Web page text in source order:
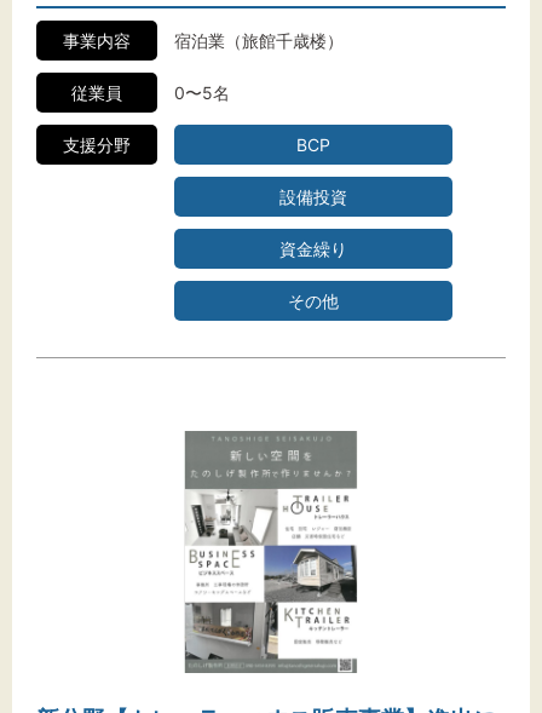
事業内容 宿泊業（旅館千歳楼）
従業員 0〜5名
支援分野 BCP
設備投資
資金繰り
その他